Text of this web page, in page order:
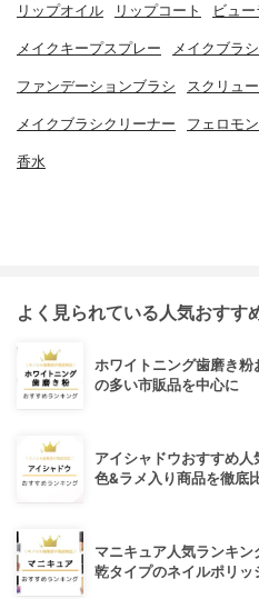
リップオイル リップコート ビュー
メイクキープスプレー メイクブラ
ファンデーションブラシ スクリュ
メイクブラシクリーナー フェロモ
香水
よく見られている人気おすす
ホワイトニング歯磨き粉
の多い市販品を中心に
アイシャドウおすすめ
色&ラメ入り商品を徹底
マニキュア人気ランキ
乾タイプのネイルポリッ